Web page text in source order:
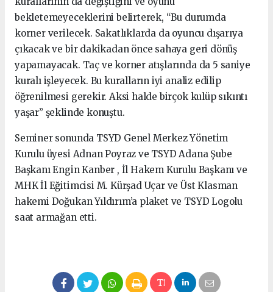
bekletemeyeceklerini belirterek, “Bu durumda
korner verilecek. Sakatlıklarda da oyuncu dışarıya
çıkacak ve bir dakikadan önce sahaya geri dönüş
yapamayacak. Taç ve korner atışlarında da 5 saniye
kuralı işleyecek. Bu kuralların iyi analiz edilip
öğrenilmesi gerekir. Aksi halde birçok kulüp sıkıntı
yaşar” şeklinde konuştu.
Seminer sonunda TSYD Genel Merkez Yönetim
Kurulu üyesi Adnan Poyraz ve TSYD Adana Şube
Başkanı Engin Kanber , İl Hakem Kurulu Başkanı ve
MHK İl Eğitimcisi M. Kürşad Uçar ve Üst Klasman
hakemi Doğukan Yıldırım’a plaket ve TSYD Logolu
saat armağan etti.